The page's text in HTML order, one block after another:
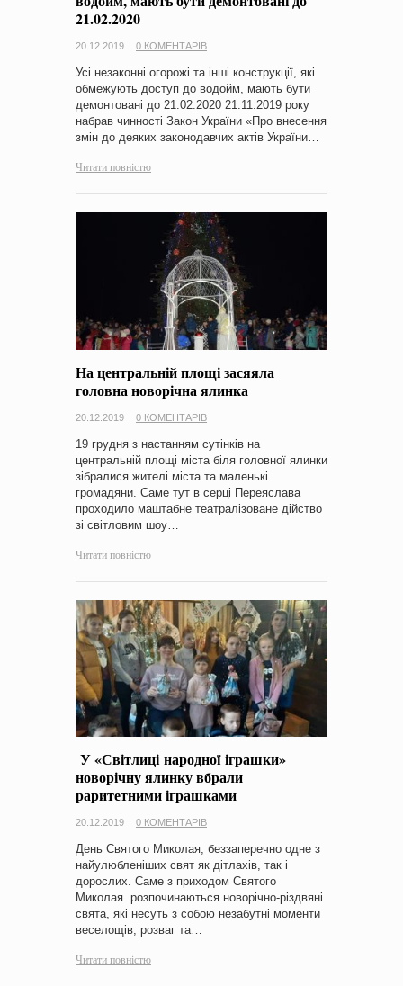
21.02.2020
20.12.2019 0 КОМЕНТАРІВ
Усі незаконні огорожі та інші конструкції, які
обмежують доступ до водойм, мають бути
демонтовані до 21.02.2020 21.11.2019 року
набрав чинності Закон України «Про внесення
змін до деяких законодавчих актів України…
Читати повністю
На центральній площі засяяла
головна новорічна ялинка
20.12.2019 0 КОМЕНТАРІВ
19 грудня з настанням сутінків на
центральній площі міста біля головної ялинки
зібралися жителі міста та маленькі
громадяни. Саме тут в серці Переяслава
проходило маштабне театралізоване дійство
зі світловим шоу…
Читати повністю
У «Світлиці народної іграшки»
новорічну ялинку вбрали
раритетними іграшками
20.12.2019 0 КОМЕНТАРІВ
День Святого Миколая, беззаперечно одне з
найулюбленіших свят як дітлахів, так і
дорослих. Саме з приходом Святого
Миколая розпочинаються новорічно-різдвяні
свята, які несуть з собою незабутні моменти
веселощів, розваг та…
Читати повністю